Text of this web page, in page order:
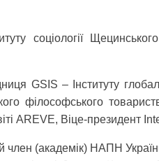
соціології Щецинського
GSIS – Інституту
філософського
AREVE, Віце-президент
член (академік) НАПН